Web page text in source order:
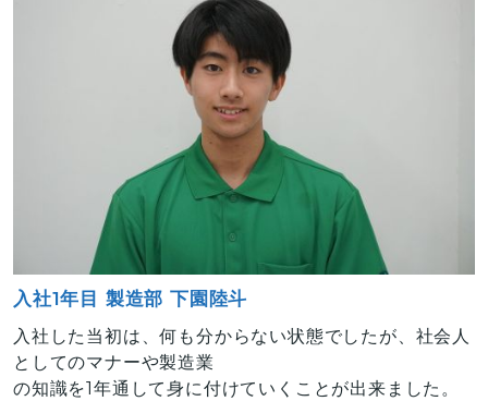
入社1年目 製造部 下園陸斗
入社した当初は、何も分からない状態でしたが、社会人
としてのマナーや製造業
の知識を1年通して身に付けていくことが出来ました。